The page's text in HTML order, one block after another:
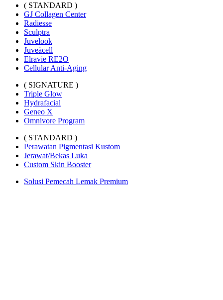
( STANDARD )
GJ Collagen Center
Radiesse
Sculptra
Juvelook
Juveàcell
Elravie RE2O
Cellular Anti-Aging
( SIGNATURE )
Triple Glow
Hydrafacial
Geneo X
Omnivore Program
( STANDARD )
Perawatan Pigmentasi Kustom
Jerawat/Bekas Luka
Custom Skin Booster
Solusi Pemecah Lemak Premium